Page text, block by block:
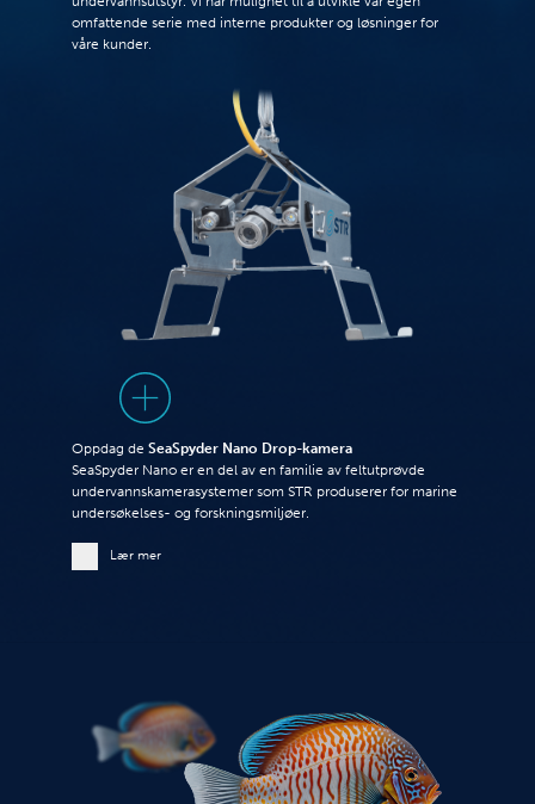
omfattende serie med interne produkter og løsninger for
våre kunder.
Oppdag de SeaSpyder Nano Drop-kamera
SeaSpyder Nano er en del av en familie av feltutprøvde
undervannskamerasystemer som STR produserer for marine
undersøkelses- og forskningsmiljøer.
Lær mer